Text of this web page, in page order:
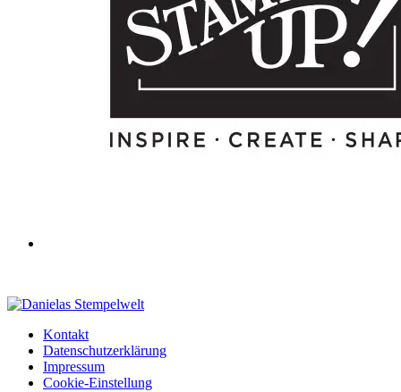
Kontakt
Datenschutzerklärung
Impressum
Cookie-Einstellung